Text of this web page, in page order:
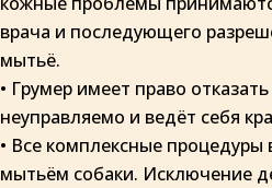
врача и последующего
мытьё.
• Грумер имеет право
неуправляемо и ведёт себя
• Все комплексные
мытьём собаки. Исключение